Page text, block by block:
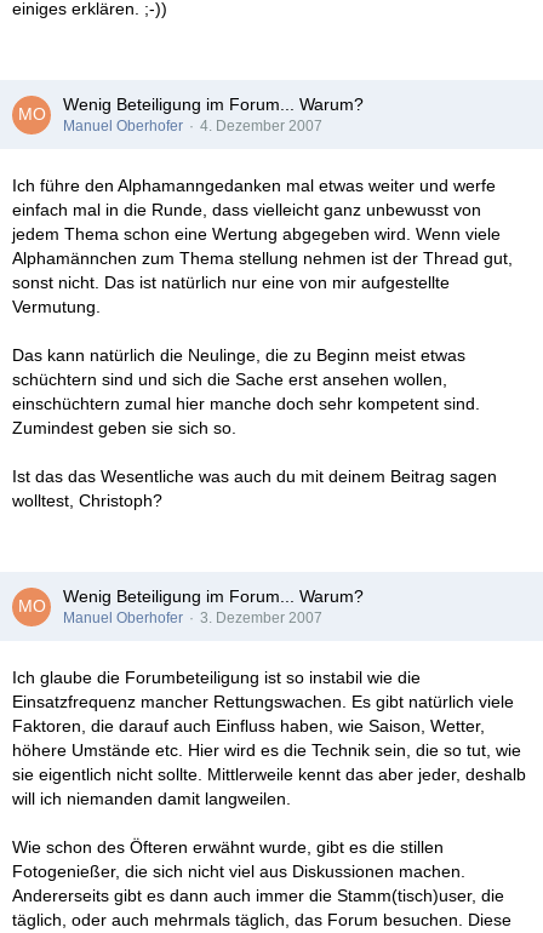
einiges erklären. ;-))
Wenig Beteiligung im Forum... Warum?
Manuel Oberhofer 4. Dezember 2007
Ich führe den Alphamanngedanken mal etwas weiter und werfe
einfach mal in die Runde, dass vielleicht ganz unbewusst von
jedem Thema schon eine Wertung abgegeben wird. Wenn viele
Alphamännchen zum Thema stellung nehmen ist der Thread gut,
sonst nicht. Das ist natürlich nur eine von mir aufgestellte
Vermutung.
Das kann natürlich die Neulinge, die zu Beginn meist etwas
schüchtern sind und sich die Sache erst ansehen wollen,
einschüchtern zumal hier manche doch sehr kompetent sind.
Zumindest geben sie sich so.
Ist das das Wesentliche was auch du mit deinem Beitrag sagen
wolltest, Christoph?
Wenig Beteiligung im Forum... Warum?
Manuel Oberhofer 3. Dezember 2007
Ich glaube die Forumbeteiligung ist so instabil wie die
Einsatzfrequenz mancher Rettungswachen. Es gibt natürlich viele
Faktoren, die darauf auch Einfluss haben, wie Saison, Wetter,
höhere Umstände etc. Hier wird es die Technik sein, die so tut, wie
sie eigentlich nicht sollte. Mittlerweile kennt das aber jeder, deshalb
will ich niemanden damit langweilen.
Wie schon des Öfteren erwähnt wurde, gibt es die stillen
Fotogenießer, die sich nicht viel aus Diskussionen machen.
Andererseits gibt es dann auch immer die Stamm(tisch)user, die
täglich, oder auch mehrmals täglich, das Forum besuchen. Diese